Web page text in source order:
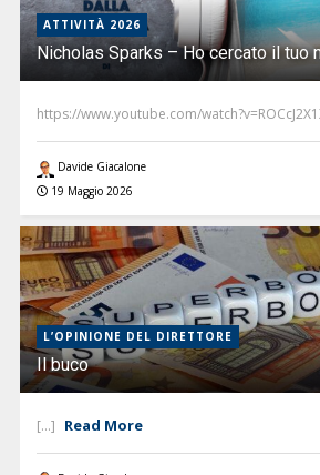
ATTIVITÀ 2026
Nicholas Sparks – Ho cercato il tuo
https://www.youtube.com/
Davide Giacalone
19 Maggio 2026
L’OPINIONE DEL DIRETTORE
Il buco
[...] Read More